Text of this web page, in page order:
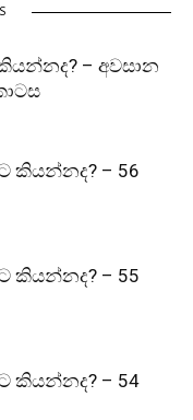
– අවසාන
කියන්නද? – 56
කියන්නද? – 55
කියන්නද? – 54